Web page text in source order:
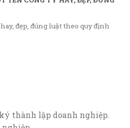
đẹp, đúng luật theo quy định
thành lập doanh nghiệp.